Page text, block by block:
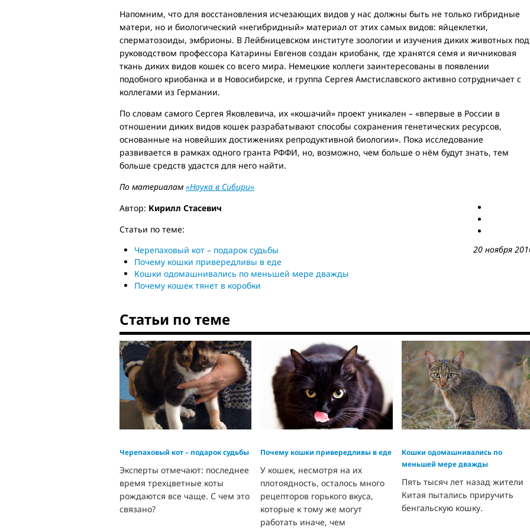
Напомним, что для восстановления исчезающих видов у нас должны быть не только гибридные
матери, но и биологический «негибридный» материал от этих самых видов: яйцеклетки,
сперматозоиды, эмбрионы. В Лейбницевском институте зоологии и изучения диких животных под
руководством профессора Катарины Евгенов создан криобанк, где хранятся семя и яичниковая
ткань диких видов кошек со всего мира. Немецкие коллеги заинтересованы в появлении
подобного криобанка и в Новосибирске, и группа Сергея Амстиславского активно сотрудничает с
коллегами из Германии.
По словам самого Сергея Яковлевича, их «кошачий» проект уникален – «впервые в России в
отношении диких видов кошек разрабатывают способы сохранения генетических ресурсов,
основанные на новейших достижениях репродуктивной биологии». Пока исследование
развивается в рамках одного гранта РФФИ, но, возможно, чем больше о нём будут знать, тем
больше средств удастся для него найти.
По материалам «Наука в Сибири»
20 ноября
Автор: Кирилл Стасевич
Статьи по теме:
Черепаховый кот – подарок судьбы
Почему кошки привередливы в еде
Кошки одомашнивались по меньшей мере дважды
Почему кошек тянет в коробки
Статьи по теме
Черепаховый кот – подарок судьбы
Эксперты отмечают: последнее
время трехцветные коты
рождаются все чаще. С чем это
связано?
Почему кошки привередливы в еде
У кошек, несмотря на их
плотоядность, осталось много
рецепторов горького вкуса,
которые к тому же могут
работать иначе, чем
Кошки одомашнивались по
меньшей мере дважды
Пять тысяч лет назад жители
Китая пытались приручить
бенгальскую кошку.